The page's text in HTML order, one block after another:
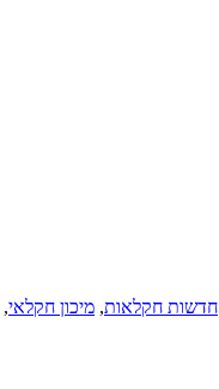
חדשות חקלאות, מיכון חקלאי,